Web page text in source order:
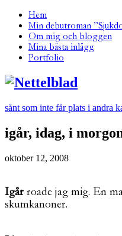
Hem
Min debutroman
Om mig och bloggen
Mina bästa inlägg
Portfolio
sånt som inte får plats i andra
igår, idag, i
oktober 12, 2008
Igår roade jag mig. En
skumkanoner.